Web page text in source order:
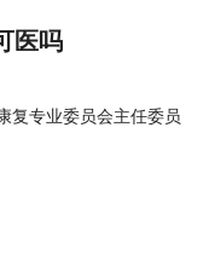
医吗
复专业委员会主任委员